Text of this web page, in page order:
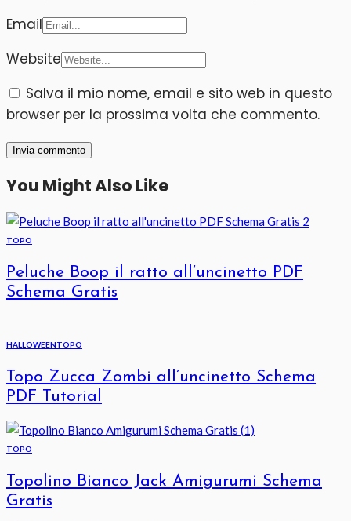
Email
Website
Salva il mio nome, email e sito web in questo
browser per la prossima volta che commento.
You Might Also Like
TOPO
Peluche Boop il ratto all’uncinetto PDF
Schema Gratis
HALLOWEENTOPO
Topo Zucca Zombi all’uncinetto Schema
PDF Tutorial
TOPO
Topolino Bianco Jack Amigurumi Schema
Gratis